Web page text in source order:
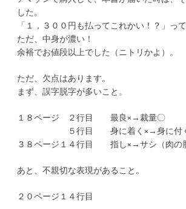
した。
「１，３００円も払ってこれかい！？」って
ただ、中身が濃い！
余裕でお値段以上でした（ニトリかよ）。
ただ、欠点はあります。
まず、誤字脱字が多いこと。
１８ページ ２行目 最良×→裁量〇
５行目 身に着く×→身に付
３８ページ１４行目 指し×→サシ（肉の
あと、不親切な表現があること。
２０ページ１４行目